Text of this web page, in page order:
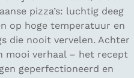
pizza’s: luchtig deeg
op hoge temperatuur en
die nooit vervelen. Achter
mooi verhaal – het recept
geperfectioneerd en